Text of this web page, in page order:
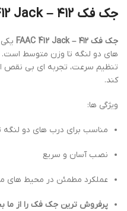
جک فک ۴۱۲ – FAAC 412 Jack
جک فک ۴۱۲ – FAAC 412 Jack
های دو لنگه تا وزن متوسط است.
تنظیم سرعت، تجربه ای بی نقص
کند.
ویژگی ها:
مناسب برای درب های دو لنگه تا 2.5
نصب آسان و سریع
عملکرد مطمئن در محیط های
پرفروش ترین جک فک را از ما